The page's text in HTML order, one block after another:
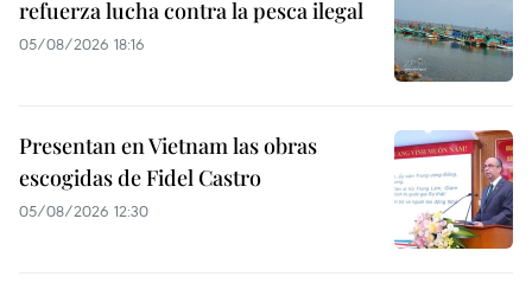
refuerza lucha contra la pesca ilegal
05/08/2026 18:16
Presentan en Vietnam las obras
escogidas de Fidel Castro
05/08/2026 12:30